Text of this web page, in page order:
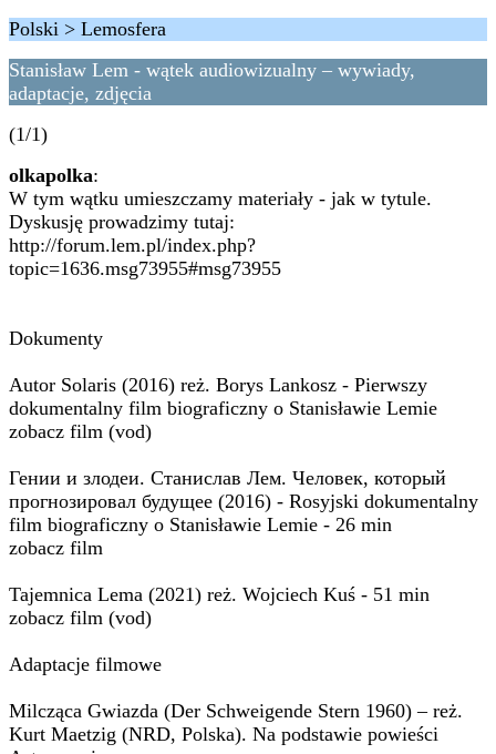
Polski > Lemosfera
Stanisław Lem - wątek audiowizualny – wywiady,
adaptacje, zdjęcia
(1/1)
olkapolka:
W tym wątku umieszczamy materiały - jak w tytule.
Dyskusję prowadzimy tutaj:
http://forum.lem.pl/index.php?
topic=1636.msg73955#msg73955
Dokumenty
Autor Solaris (2016) reż. Borys Lankosz - Pierwszy
dokumentalny film biograficzny o Stanisławie Lemie
zobacz film (vod)
Гении и злодеи. Станислав Лем. Человек, который
прогнозировал будущее (2016) - Rosyjski dokumentalny
film biograficzny o Stanisławie Lemie - 26 min
zobacz film
Tajemnica Lema (2021) reż. Wojciech Kuś - 51 min
zobacz film (vod)
Adaptacje filmowe
Milcząca Gwiazda (Der Schweigende Stern 1960) – reż.
Kurt Maetzig (NRD, Polska). Na podstawie powieści